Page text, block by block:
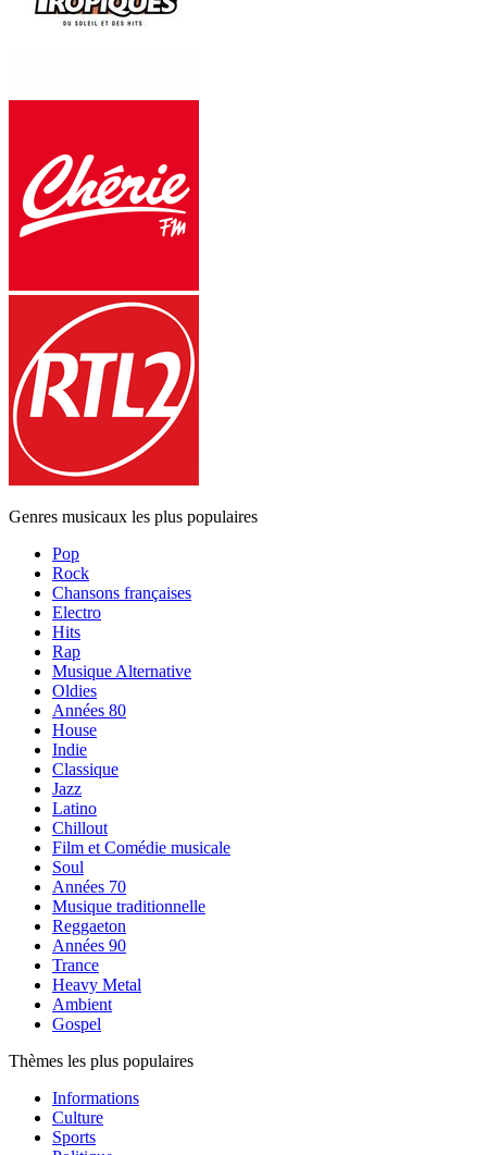
Genres musicaux les plus populaires
Pop
Rock
Chansons françaises
Electro
Hits
Rap
Musique Alternative
Oldies
Années 80
House
Indie
Classique
Jazz
Latino
Chillout
Film et Comédie musicale
Soul
Années 70
Musique traditionnelle
Reggaeton
Années 90
Trance
Heavy Metal
Ambient
Gospel
Thèmes les plus populaires
Informations
Culture
Sports